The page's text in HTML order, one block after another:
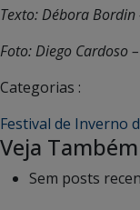
Texto: Débora Bordin
Foto: Diego Cardoso
Categorias :
Festival de Inverno
Veja Também
Sem posts